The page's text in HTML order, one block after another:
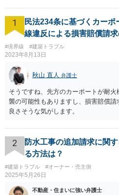
1
民法234条に基づくカー
線違反による損害賠償請
#境界線 #建築トラブル
2023年8月13日
秋山 直人 弁護士
そうですね、先方のカーポートが耐
襲の可能性もありますし、損害賠償
良さそうな気がします。
2
防水工事の追加請求に関
る方法は？
#建築トラブル #オーナー・売主側
2025年5月26日
不動産・住まいに強い弁護士